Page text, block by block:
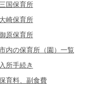
国保育所
大崎保育所
原保育所
内の保育所（園）一覧
入所手続き
育料、副食費